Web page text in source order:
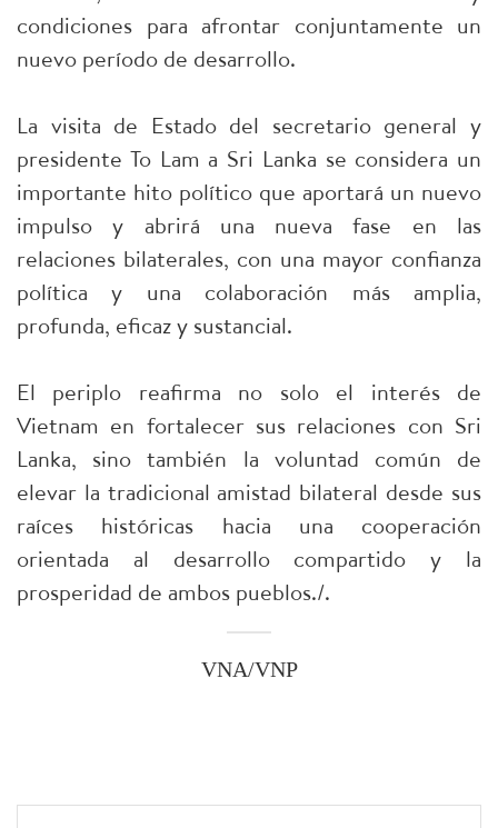
condiciones para afrontar conjuntamente un
nuevo período de desarrollo.
La visita de Estado del secretario general y
presidente To Lam a Sri Lanka se considera un
importante hito político que aportará un nuevo
impulso y abrirá una nueva fase en las
relaciones bilaterales, con una mayor confianza
política y una colaboración más amplia,
profunda, eficaz y sustancial.
El periplo reafirma no solo el interés de
Vietnam en fortalecer sus relaciones con Sri
Lanka, sino también la voluntad común de
elevar la tradicional amistad bilateral desde sus
raíces históricas hacia una cooperación
orientada al desarrollo compartido y la
prosperidad de ambos pueblos./.
VNA/VNP